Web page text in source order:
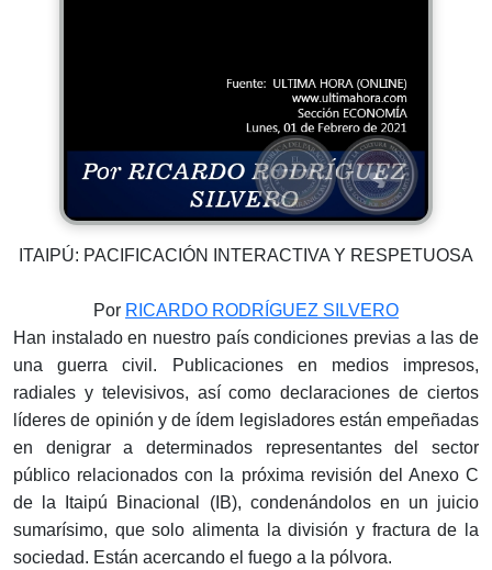
ITAIPÚ: PACIFICACIÓN INTERACTIVA Y RESPETUOSA
Por RICARDO RODRÍGUEZ SILVERO
Han instalado en nuestro país condiciones previas a las de
una guerra civil. Publicaciones en medios impresos,
radiales y televisivos, así como declaraciones de ciertos
líderes de opinión y de ídem legisladores están empeñadas
en denigrar a determinados representantes del sector
público relacionados con la próxima revisión del Anexo C
de la Itaipú Binacional (IB), condenándolos en un juicio
sumarísimo, que solo alimenta la división y fractura de la
sociedad. Están acercando el fuego a la pólvora.